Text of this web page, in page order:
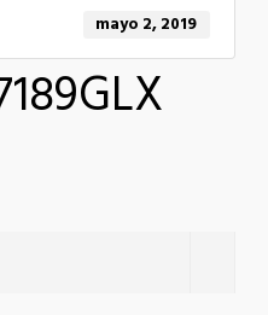
mayo 2, 2019